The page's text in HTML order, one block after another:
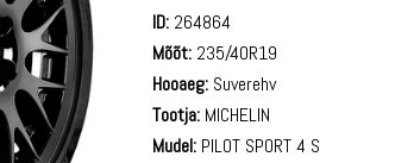
ID: 264864
Mõõt: 235/40R19
Hooaeg: Suverehv
Tootja: MICHELIN
Mudel: PILOT SPORT 4 S